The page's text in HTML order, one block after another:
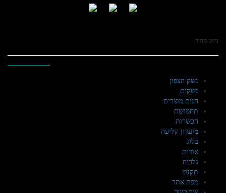
נייוט מהיר
נשק הצפון
נשקים
חנות מוצרים
תחמושת
הכשרות
מועדון קליעה
בלוג
אודות
גלריה
תקנון
מפת אתר